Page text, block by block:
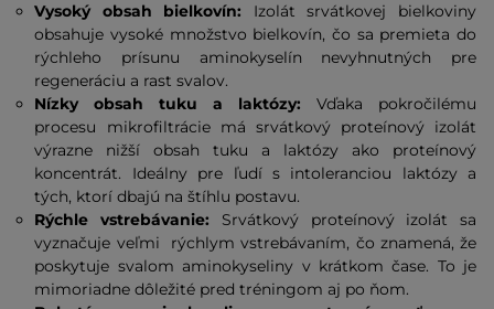
Vysoký obsah bielkovín: Izolát srvátkovej bielkoviny
obsahuje vysoké množstvo bielkovín, čo sa premieta do
rýchleho prísunu aminokyselín nevyhnutných pre
regeneráciu a rast svalov.
Nízky obsah tuku a laktózy: Vďaka pokročilému
procesu mikrofiltrácie má srvátkový proteínový izolát
výrazne nižší obsah tuku a laktózy ako proteínový
koncentrát. Ideálny pre ľudí s intoleranciou laktózy a
tých, ktorí dbajú na štíhlu postavu.
Rýchle vstrebávanie: Srvátkový proteínový izolát sa
vyznačuje veľmi rýchlym vstrebávaním, čo znamená, že
poskytuje svalom aminokyseliny v krátkom čase. To je
mimoriadne dôležité pred tréningom aj po ňom.